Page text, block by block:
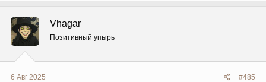
ц
и
и
:
Vhagar
Позитивный упырь
6 Авг 2025 #485